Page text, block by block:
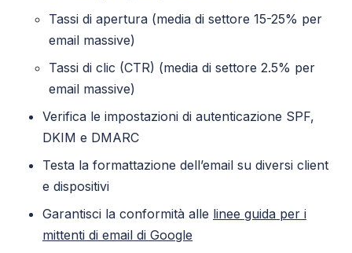
Tassi di apertura (media di settore 15-25% per
email massive)
Tassi di clic (CTR) (media di settore 2.5% per
email massive)
Verifica le impostazioni di autenticazione SPF,
DKIM e DMARC
Testa la formattazione dell’email su diversi client
e dispositivi
Garantisci la conformità alle linee guida per i
mittenti di email di Google